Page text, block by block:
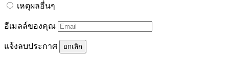
เหตุผลอื่นๆ
อีเมลล์ของคุณ
แจ้งลบประกาศ ยกเลิก